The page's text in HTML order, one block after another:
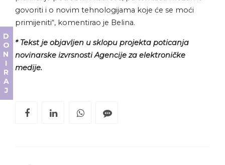
govoriti i o novim tehnologijama koje će se moći
primijeniti“, komentirao je Belina.
* Tekst je objavljen u sklopu projekta poticanja
novinarske izvrsnosti Agencije za elektroničke
medije.
DONIRAJ